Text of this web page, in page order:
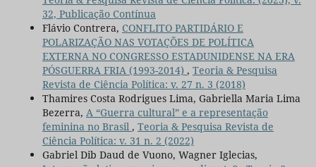
32, Publicação Contínua
Flávio Contrera, CONFLITO PARTIDÁRIO E
POLARIZAÇÃO NAS VOTAÇÕES DE POLÍTICA
EXTERNA NO CONGRESSO ESTADUNIDENSE NA ERA
PÓSGUERRA FRIA (1993-2014) , Teoria & Pesquisa
Revista de Ciência Política: v. 27 n. 3 (2018)
Thamires Costa Rodrigues Lima, Gabriella Maria Lima
Bezerra, A “Guerra cultural” e a representação
feminina no Brasil , Teoria & Pesquisa Revista de
Ciência Política: v. 31 n. 2 (2022)
Gabriel Dib Daud de Vuono, Wagner Iglecias,